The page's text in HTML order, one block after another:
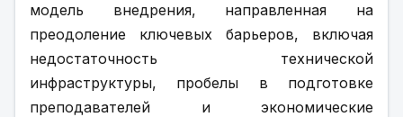
модель внедрения, направленная на
преодоление ключевых барьеров, включая
недостаточность технической
инфраструктуры, пробелы в подготовке
преподавателей и экономические